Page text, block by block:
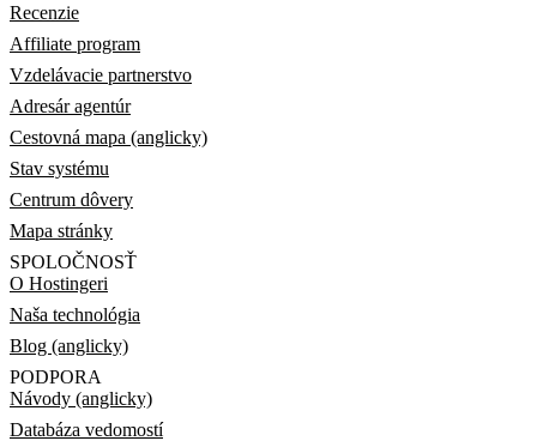
Recenzie
Affiliate program
Vzdelávacie partnerstvo
Adresár agentúr
Cestovná mapa (anglicky)
Stav systému
Centrum dôvery
Mapa stránky
SPOLOČNOSŤ
O Hostingeri
Naša technológia
Blog (anglicky)
PODPORA
Návody (anglicky)
Databáza vedomostí